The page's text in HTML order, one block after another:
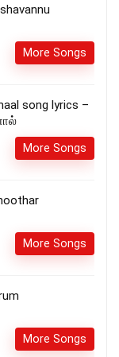
More Songs
song lyrics –
More Songs
More Songs
More Songs